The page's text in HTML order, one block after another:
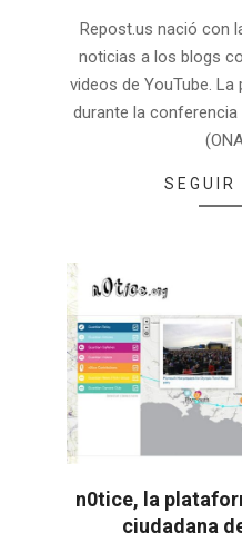
Repost.us nació con
noticias a los blogs
videos de YouTube.
durante la
SEGUIR
n0tice, la
ciudadana